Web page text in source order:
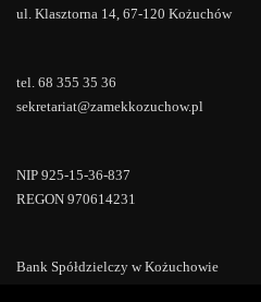
ul. Klasztorna 14, 67-120 Kożuchów
tel. 68 355 35 36
sekretariat@zamekkozuchow.pl
NIP 925-15-36-837
REGON 970614231
Bank Spółdzielczy w Kożuchowie